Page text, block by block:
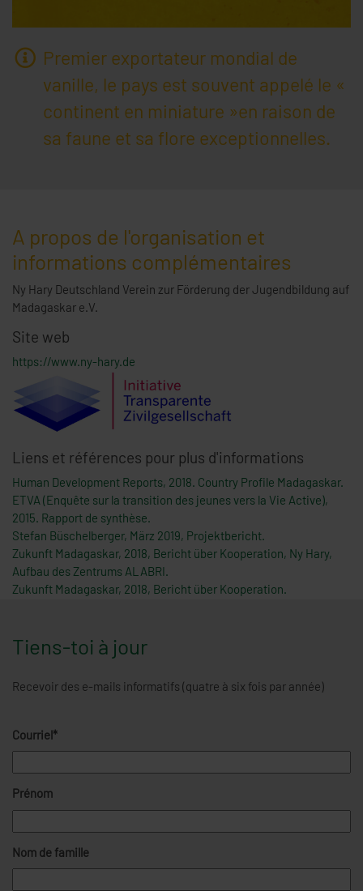
Premier exportateur mondial de
vanille, le pays est souvent appelé le «
continent en miniature »en raison de
sa faune et sa flore exceptionnelles.
A propos de l'organisation et
informations complémentaires
Ny Hary Deutschland Verein zur Förderung der Jugendbildung auf
Madagaskar e.V.
Site web
https://www.ny-hary.de
Liens et références pour plus d'informations
Human Development Reports, 2018. Country Profile Madagaskar.
ETVA (Enquête sur la transition des jeunes vers la Vie Active),
2015. Rapport de synthèse.
Stefan Büschelberger, März 2019, Projektbericht.
Zukunft Madagaskar, 2018, Bericht über Kooperation, Ny Hary,
Aufbau des Zentrums ALABRI.
Zukunft Madagaskar, 2018, Bericht über Kooperation.
Tiens-toi à jour
Recevoir des e-mails informatifs (quatre à six fois par année)
Courriel*
Prénom
Nom de famille